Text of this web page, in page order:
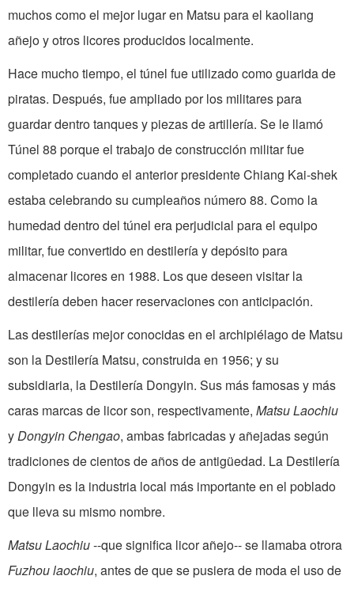
muchos como el mejor lugar en Matsu para el kaoliang
añejo y otros licores producidos localmente.
Hace mucho tiempo, el túnel fue utilizado como guarida de
piratas. Después, fue ampliado por los militares para
guardar dentro tanques y piezas de artillería. Se le llamó
Túnel 88 porque el trabajo de construcción militar fue
completado cuando el anterior presidente Chiang Kai-shek
estaba celebrando su cumpleaños número 88. Como la
humedad dentro del túnel era perjudicial para el equipo
militar, fue convertido en destilería y depósito para
almacenar licores en 1988. Los que deseen visitar la
destilería deben hacer reservaciones con anticipación.
Las destilerías mejor conocidas en el archipiélago de Matsu
son la Destilería Matsu, construida en 1956; y su
subsidiaria, la Destilería Dongyin. Sus más famosas y más
caras marcas de licor son, respectivamente, Matsu Laochiu
yDongyin Chengao, ambas fabricadas y añejadas según
tradiciones de cientos de años de antigüedad. La Destilería
Dongyin es la industria local más importante en el poblado
que lleva su mismo nombre.
Matsu Laochiu--que significa licor añejo-- se llamaba otrora
Fuzhou laochiu, antes de que se pusiera de moda el uso de